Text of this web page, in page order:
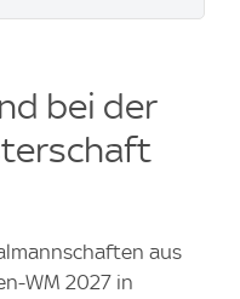
bei der
aus
WM 2027 in